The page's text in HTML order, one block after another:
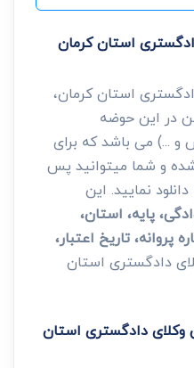
استان کرمان
استان کرمان،
در این حوضه
...) می باشد که برای
و شما میتوانید پس
نمایید. این
پایه، استان،
پروانه، تاریخ اعتبار،
دادگستری استان
وکلای دادگستری استان